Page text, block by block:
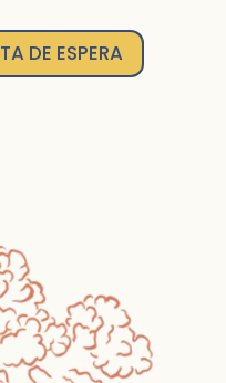
DE ESPERA